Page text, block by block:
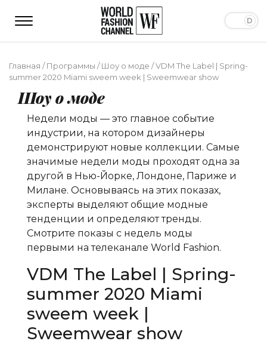
Главная /Программы /Шоу о моде /VDM The Label | Spring-
summer 2020 Miami sweem week | Sweemwear show
Шоу о моде
Недели моды — это главное событие
индустрии, на котором дизайнеры
демонстрируют новые коллекции. Самые
значимые недели моды проходят одна за
другой в Нью-Йорке, Лондоне, Париже и
Милане. Основываясь на этих показах,
эксперты выделяют общие модные
тенденции и определяют тренды.
Смотрите показы с недель моды
первыми на телеканале World Fashion.
VDM The Label | Spring-
summer 2020 Miami
sweem week |
Sweemwear show